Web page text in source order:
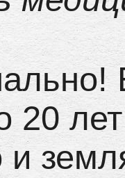
20
и